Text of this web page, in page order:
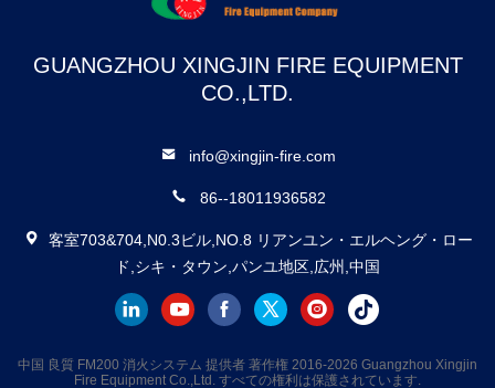
GUANGZHOU XINGJIN FIRE EQUIPMENT
CO.,LTD.
info@xingjin-fire.com
86--18011936582
客室703&704,N0.3ビル,NO.8 リアンユン・エルヘング・ロー
ド,シキ・タウン,パンユ地区,広州,中国
中国 良質 FM200 消火システム 提供者 著作権 2016-2026 Guangzhou Xingjin
Fire Equipment Co.,Ltd. すべての権利は保護されています.